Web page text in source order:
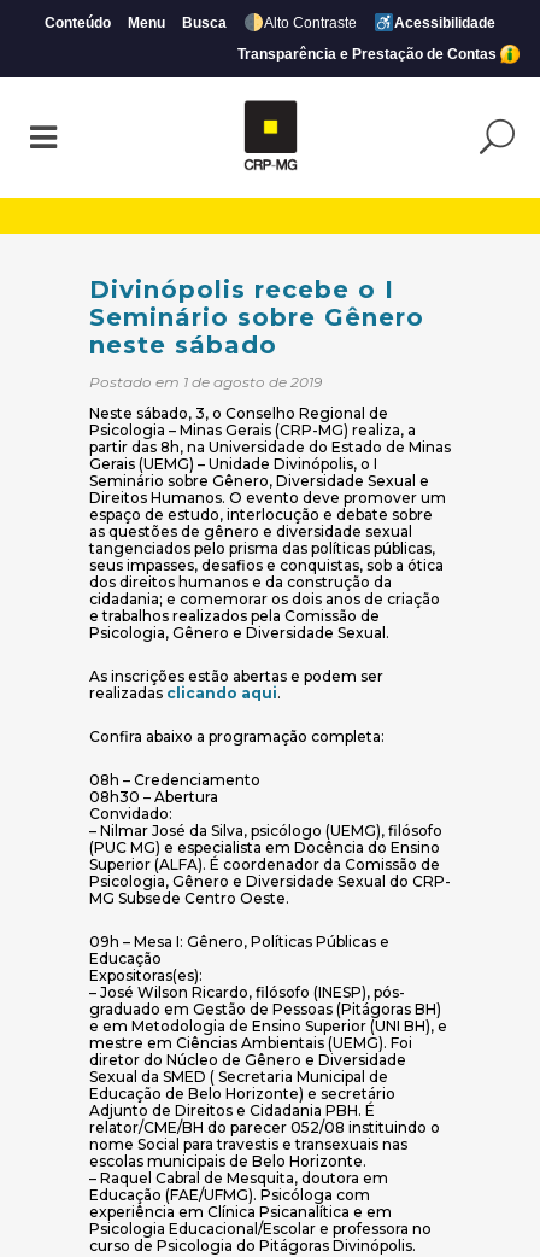
Conteúdo Menu Busca Alto Contraste
Acessibilidade
Transparência e Prestação de Contas
Divinópolis recebe o I
Seminário sobre Gênero
neste sábado
Postado em 1 de agosto de 2019
Neste sábado, 3, o Conselho Regional de
Psicologia – Minas Gerais (CRP-MG) realiza, a
partir das 8h, na Universidade do Estado de Minas
Gerais (UEMG) – Unidade Divinópolis, o I
Seminário sobre Gênero, Diversidade Sexual e
Direitos Humanos. O evento deve promover um
espaço de estudo, interlocução e debate sobre
as questões de gênero e diversidade sexual
tangenciados pelo prisma das políticas públicas,
seus impasses, desafios e conquistas, sob a ótica
dos direitos humanos e da construção da
cidadania; e comemorar os dois anos de criação
e trabalhos realizados pela Comissão de
Psicologia, Gênero e Diversidade Sexual.
As inscrições estão abertas e podem ser
realizadas clicando aqui(abre em nova janela)
.
Confira abaixo a programação completa:
08h – Credenciamento
08h30 – Abertura
Convidado:
– Nilmar José da Silva, psicólogo (UEMG), filósofo
(PUC MG) e especialista em Docência do Ensino
Superior (ALFA). É coordenador da Comissão de
Psicologia, Gênero e Diversidade Sexual do CRP-
MG Subsede Centro Oeste.
09h – Mesa I: Gênero, Políticas Públicas e
Educação
Expositoras(es):
– José Wilson Ricardo, filósofo (INESP), pós-
graduado em Gestão de Pessoas (Pitágoras BH)
e em Metodologia de Ensino Superior (UNI BH), e
mestre em Ciências Ambientais (UEMG). Foi
diretor do Núcleo de Gênero e Diversidade
Sexual da SMED ( Secretaria Municipal de
Educação de Belo Horizonte) e secretário
Adjunto de Direitos e Cidadania PBH. É
relator/CME/BH do parecer 052/08 instituindo o
nome Social para travestis e transexuais nas
escolas municipais de Belo Horizonte.
– Raquel Cabral de Mesquita, doutora em
Educação (FAE/UFMG). Psicóloga com
experiência em Clínica Psicanalítica e em
Psicologia Educacional/Escolar e professora no
curso de Psicologia do Pitágoras Divinópolis.